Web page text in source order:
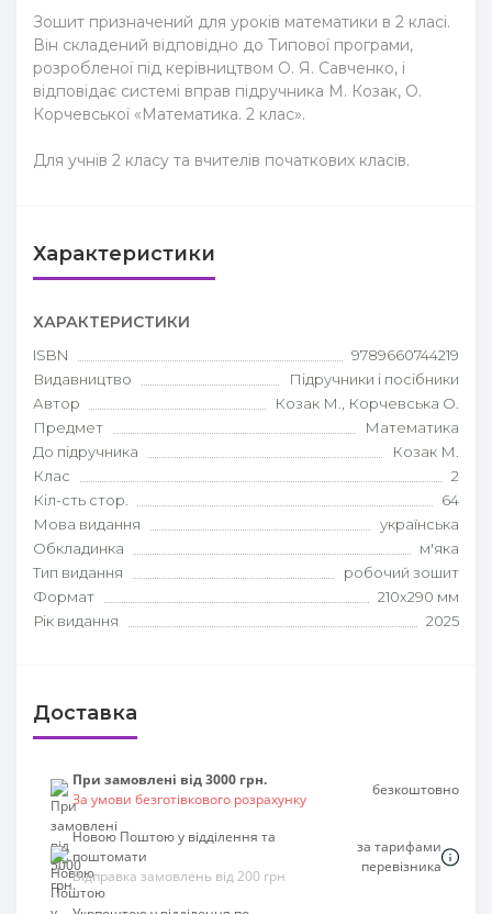
Зошит призначений для уроків математики в 2 класі.
Він складений відповідно до Типової програми,
розробленої під керівництвом О. Я. Савченко, і
відповідає системі вправ підручника М. Козак, О.
Корчевської «Математика. 2 клас».
Для учнів 2 класу та вчителів початкових класів.
Характеристики
ХАРАКТЕРИСТИКИ
ISBN
9789660744219
Видавництво
Підручники і посібники
Автор
Козак М., Корчевська О.
Предмет
Математика
До підручника
Козак М.
Клас
2
Кіл-сть стор.
64
Мова видання
українська
Обкладинка
м'яка
Тип видання
робочий зошит
Формат
210х290 мм
Рік видання
2025
Доставка
При замовлені від 3000 грн.
За умови безготівкового розрахунку
безкоштовно
Новою Поштою у відділення та
поштомати
Відправка замовлень від 200 грн
за тарифами
перевізника